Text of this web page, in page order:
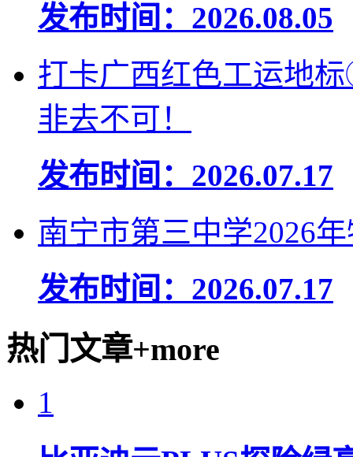
发布时间：2026.08.05
打卡广西红色工运地
非去不可！
发布时间：2026.07.17
南宁市第三中学2026
发布时间：2026.07.17
热门文章+more
1